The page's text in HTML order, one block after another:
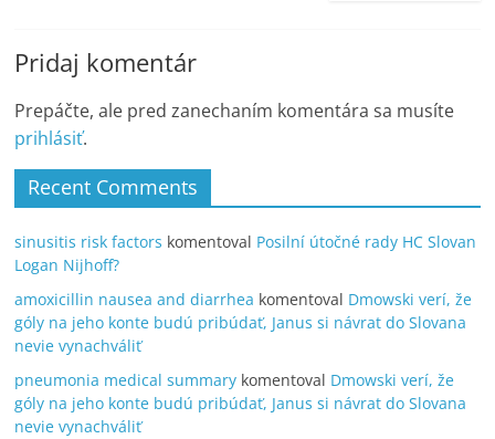
Pridaj komentár
Prepáčte, ale pred zanechaním komentára sa musíte
prihlásiť.
Recent Comments
sinusitis risk factors komentoval Posilní útočné rady HC Slovan
Logan Nijhoff?
amoxicillin nausea and diarrhea komentoval Dmowski verí, že
góly na jeho konte budú pribúdať, Janus si návrat do Slovana
nevie vynachváliť
pneumonia medical summary komentoval Dmowski verí, že
góly na jeho konte budú pribúdať, Janus si návrat do Slovana
nevie vynachváliť